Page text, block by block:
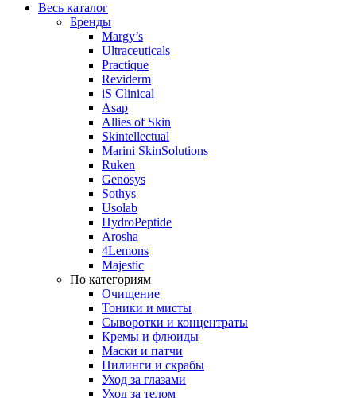
Весь каталог
Бренды
Margy’s
Ultraceuticals
Practique
Reviderm
iS Clinical
Asap
Allies of Skin
Skintellectual
Marini SkinSolutions
Ruken
Genosys
Sothys
Usolab
HydroPeptide
Arosha
4Lemons
Majestic
По категориям
Очищение
Тоники и мисты
Сыворотки и концентраты
Кремы и флюиды
Маски и патчи
Пилинги и скрабы
Уход за глазами
Уход за телом